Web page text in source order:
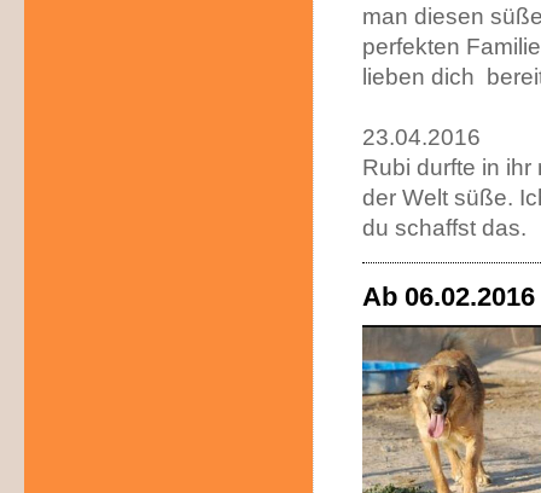
man diesen
perfekten
lieben dich
23.04.2016
Rubi durfte in
der Welt süße.
du schaffst das.
Ab